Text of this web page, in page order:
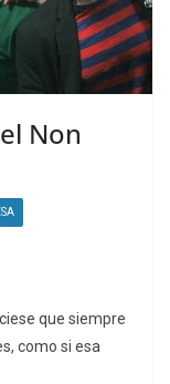
Non
que siempre
como si esa